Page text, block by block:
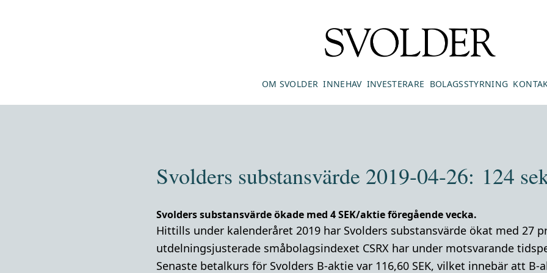
OM SVOLDER INNEHAV INVESTERARE BOLAGSSTYRNING
Svolders substansvärde 2019-04-26: 124
Svolders substansvärde ökade med 4 SEK/aktie föregående vecka.
Hittills under kalenderåret 2019 har Svolders substansvärde ökat med 27
utdelningsjusterade småbolagsindexet CSRX har under motsvarande
Senaste betalkurs för Svolders B-aktie var 116,60 SEK, vilket innebär att B-